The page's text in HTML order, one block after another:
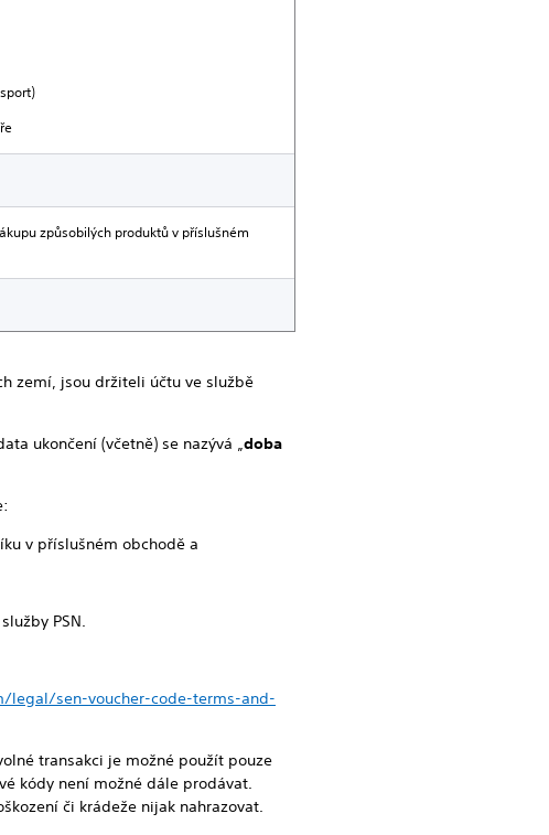
způsobilých produktů v příslušném
zemí, jsou držiteli účtu ve službě
ukončení (včetně) se nazývá „doba
v příslušném obchodě a
PSN.
sen-voucher-code-terms-and-
transakci je možné použít pouze
kódy není možné dále prodávat.
či krádeže nijak nahrazovat.